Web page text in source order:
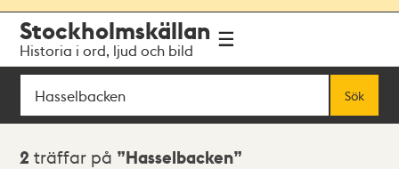
navigationen
huvudinnehållet
Stockholmskällan
Historia i ord, ljud och bild
Sök
Sök
Sökresultat
2 träffar på Hasselbacken